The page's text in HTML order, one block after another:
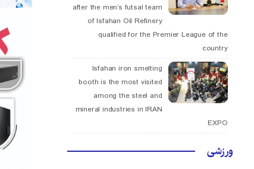
after the men’s futsal team
of Isfahan Oil Refinery
qualified for the Premier League of the
country
Isfahan iron smelting
booth is the most visited
among the steel and
mineral industries in IRAN
EXPO
ورزشی